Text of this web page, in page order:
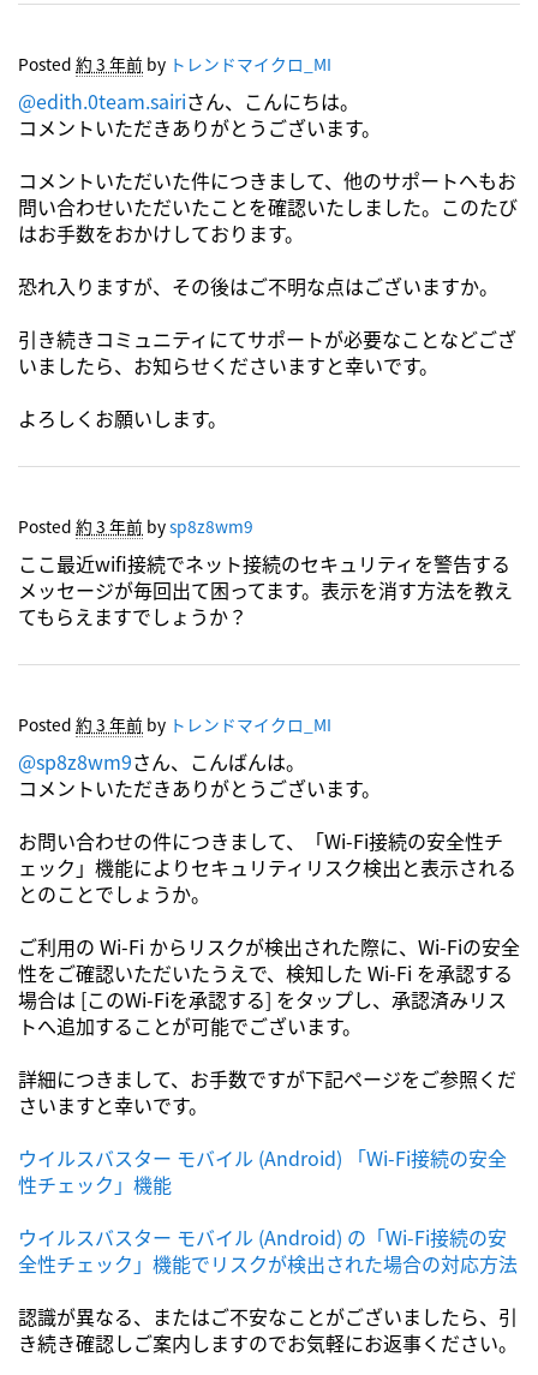
Posted 約 3 年前 by トレンドマイクロ_MI
@edith.0team.sairiさん、こんにちは。
コメントいただきありがとうございます。
コメントいただいた件につきまして、他のサポートへもお
問い合わせいただいたことを確認いたしました。このたび
はお手数をおかけしております。
恐れ入りますが、その後はご不明な点はございますか。
引き続きコミュニティにてサポートが必要なことなどござ
いましたら、お知らせくださいますと幸いです。
よろしくお願いします。
Posted 約 3 年前 bysp8z8wm9
ここ最近wifi接続でネット接続のセキュリティを警告する
メッセージが毎回出て困ってます。表示を消す方法を教え
てもらえますでしょうか？
Posted 約 3 年前 by トレンドマイクロ_MI
@sp8z8wm9さん、こんばんは。
コメントいただきありがとうございます。
お問い合わせの件につきまして、「Wi-Fi接続の安全性チ
ェック」機能によりセキュリティリスク検出と表示される
とのことでしょうか。
ご利用の Wi-Fi からリスクが検出された際に、Wi-Fiの安全
性をご確認いただいたうえで、検知した Wi-Fi を承認する
場合は [このWi-Fiを承認する] をタップし、承認済みリス
トへ追加することが可能でございます。
詳細につきまして、お手数ですが下記ページをご参照くだ
さいますと幸いです。
ウイルスバスター モバイル (Android) 「Wi-Fi接続の安全
性チェック」機能
ウイルスバスター モバイル (Android) の「Wi-Fi接続の安
全性チェック」機能でリスクが検出された場合の対応方法
認識が異なる、またはご不安なことがございましたら、引
き続き確認しご案内しますのでお気軽にお返事ください。